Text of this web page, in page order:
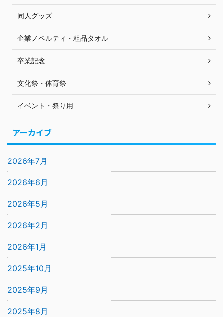
同人グッズ
企業ノベルティ・粗品タオル
卒業記念
文化祭・体育祭
イベント・祭り用
アーカイブ
2026年7月
2026年6月
2026年5月
2026年2月
2026年1月
2025年10月
2025年9月
2025年8月